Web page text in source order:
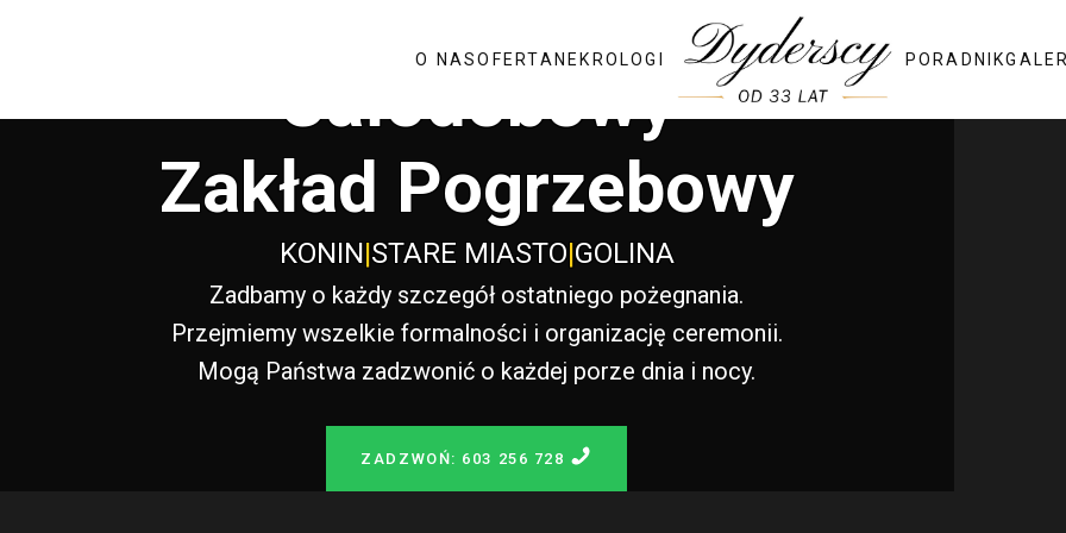
O NASOFERTANEKROLOGI PORADNIK
Całodobowy
Zakład Pogrzebowy
KONIN|STARE MIASTO|GOLINA
Zadbamy o każdy szczegół ostatniego pożegnania.
Przejmiemy wszelkie formalności i organizację ceremonii.
Mogą Państwa zadzwonić o każdej porze dnia i nocy.
ZADZWOŃ: 603 256 728